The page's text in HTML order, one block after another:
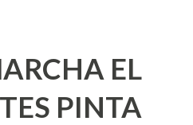
ni la mitad de
tenido relaciones
hay algo
EL
PINTA